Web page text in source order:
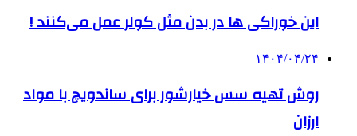
این خوراکی ها در بدن مثل کولر عمل می‌کنند !
۱۴۰۴/۰۴/۲۴
روش تهیه سس خیارشور برای ساندویچ با مواد
ارزان